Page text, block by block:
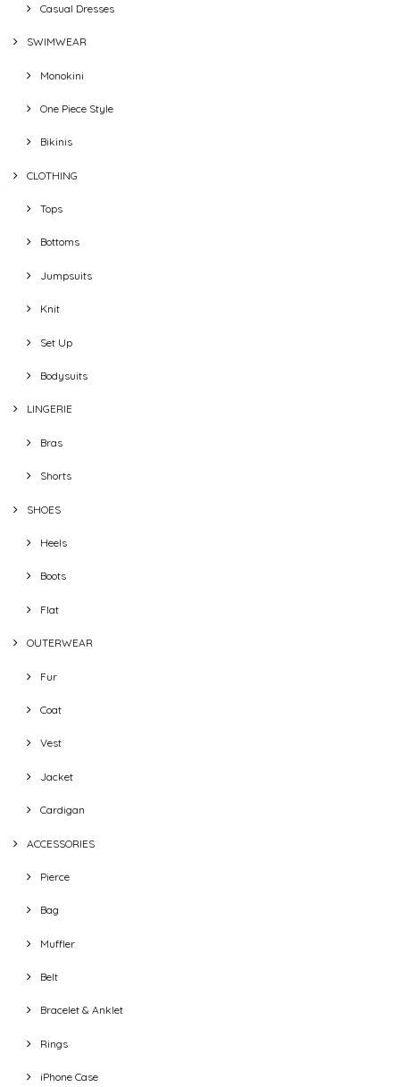
Casual Dresses
SWIMWEAR
Monokini
One Piece Style
Bikinis
CLOTHING
Tops
Bottoms
Jumpsuits
Knit
Set Up
Bodysuits
LINGERIE
Bras
Shorts
SHOES
Heels
Boots
Flat
OUTERWEAR
Fur
Coat
Vest
Jacket
Cardigan
ACCESSORIES
Pierce
Bag
Muffler
Belt
Bracelet & Anklet
Rings
iPhone Case